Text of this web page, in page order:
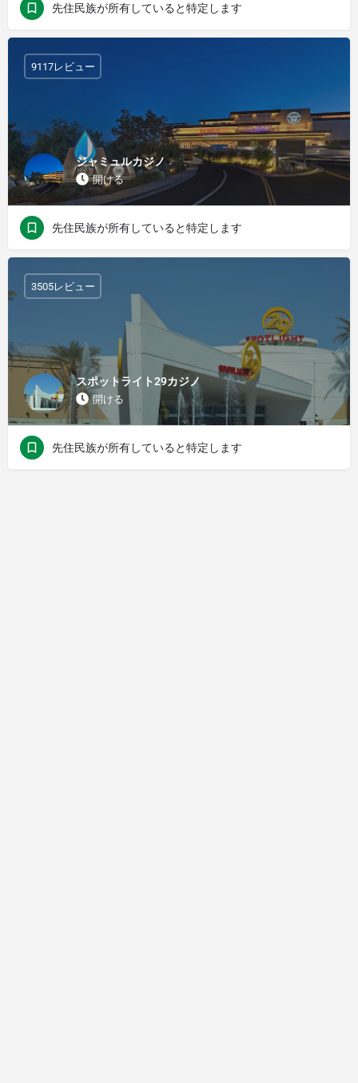
先住民族が所有していると特定します
ジャミュルカジノ
開ける
9117レビュー
先住民族が所有していると特定します
スポットライト29カジノ
開ける
3505レビュー
先住民族が所有していると特定します